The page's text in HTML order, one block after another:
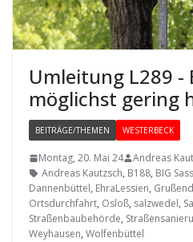
Umlei­tung L289 -
mög­lichst gering
BEITRÄGE/THEMEN WESTERBECK
Montag, 20. Mai 24
Andreas
Andreas Kautzsch, B188, BIG
Dannenbüttel, EhraLessien,
Ortsdurchfahrt, Osloß, salzwedel,
Straßenbaubehörde,
Weyhausen, Wolfenbüttel